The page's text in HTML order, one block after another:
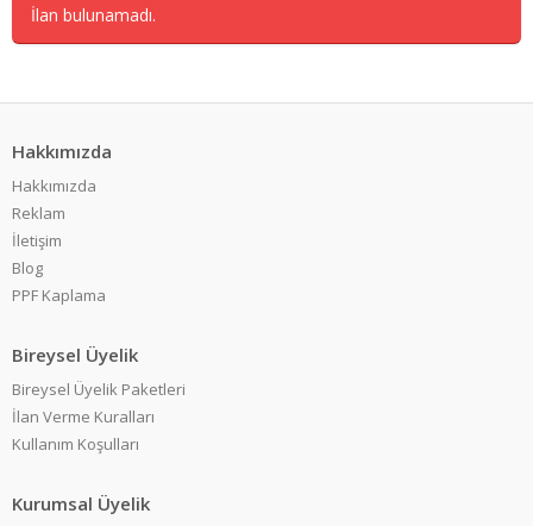
İlan bulunamadı.
Hakkımızda
Hakkımızda
Reklam
İletişim
Blog
PPF Kaplama
Bireysel Üyelik
Bireysel Üyelik Paketleri
İlan Verme Kuralları
Kullanım Koşulları
Kurumsal Üyelik